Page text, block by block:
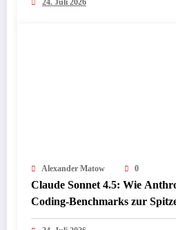
berichtet
24. Juli 2026
Alexander Matow 0
Claude Sonnet 4.5: Wie
Coding‑Benchmarks zur
Programmiermodelle